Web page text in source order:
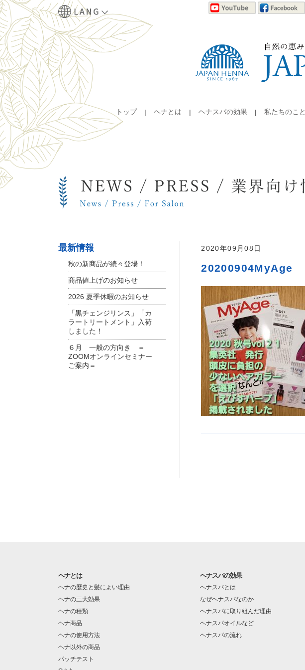
トップ ヘナとは ヘナスパの効果 私たちのこと
2020年09月08日
20200904MyAge
最新情報
秋の新商品が続々登場！
商品値上げのお知らせ
2026 夏季休暇のお知らせ
「黒チェンジリンス」「カ
ラートリートメント」入荷
しました！
６月 一般の方向き ＝
ZOOMオンラインセミナー
ご案内＝
ヘナとは
ヘナの歴史と髪によい理由
ヘナの三大効果
ヘナの種類
ヘナ商品
ヘナの使用方法
ヘナ以外の商品
パッチテスト
ヘナスパの効果
ヘナスパとは
なぜヘナスパなのか
ヘナスパに取り組んだ理由
ヘナスパオイルなど
ヘナスパの流れ